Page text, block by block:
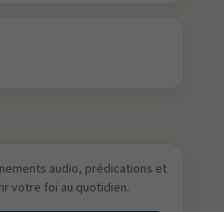
audio, prédications et
votre foi au quotidien.